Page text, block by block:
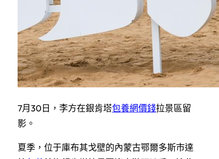
7月30日，李方在銀肯塔包養網價錢拉景區留
影。
夏季，位于庫布其戈壁的內蒙古鄂爾多斯市達